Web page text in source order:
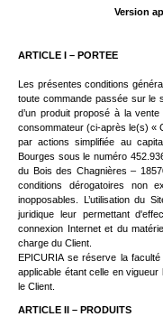
Version
ARTICLE I – PORTEE
Les présentes conditions
toute commande passée sur le
d’un produit proposé à la
consommateur (ci-après le(s) «
par actions simplifiée au
Bourges sous le numéro
du Bois des Chagnières –
conditions dérogatoires non
inopposables. L’utilisation du
juridique leur permettant
connexion Internet et du
charge du Client.
EPICURIA se réserve la
applicable étant celle en
le Client.
ARTICLE II – PRODUITS